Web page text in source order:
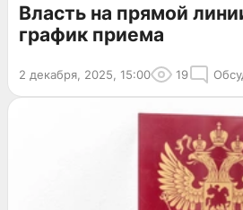
Власть на прямой
график приема
2 декабря, 2025, 15:00 19